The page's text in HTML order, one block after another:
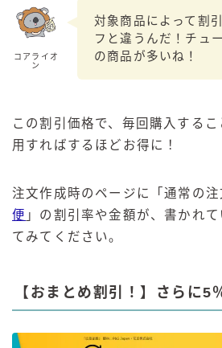
コアライオ
ン
対象商品によって割
フと違うんだ！チュ
の商品が多いね！
この割引価格で、毎回購入するこ
用すればするほどお得に！
注文作成時のページに「通常の注
便 」の割引率や金額が、書かれ
てみてください。
【おまとめ割引！】さらに5